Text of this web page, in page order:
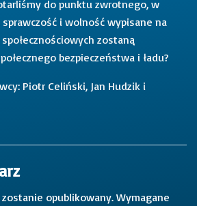
do punktu zwrotnego, w
i wolność wypisane na
zostaną
bezpieczeństwa i ładu?
Piotr Celiński, Jan Hudzik i
opublikowany. Wymagane